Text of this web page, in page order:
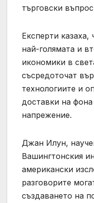
търговски
Експерти
най-голямата и
икономики в
съсредоточат
технологиите и
доставки на
напрежение.
Джан Илун,
Вашингтонския
американски
разговорите
създаването на